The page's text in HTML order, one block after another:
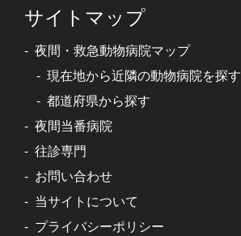
サイトマップ
夜間・救急動物病院マップ
現在地から近隣の動物病院を探す
都道府県から探す
夜間当番病院
往診専門
お問い合わせ
当サイトについて
プライバシーポリシー